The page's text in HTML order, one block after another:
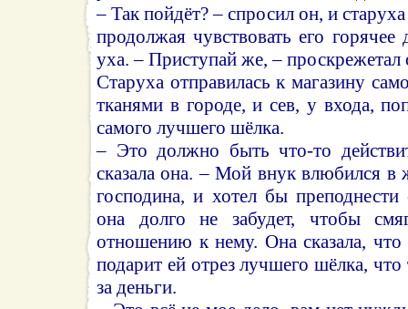
– Так пойдёт? – спросил он, и старуха
продолжая чувствовать его горячее
уха. – Приступай же, – проскрежетал
Старуха отправилась к магазину
тканями в городе, и сев, у входа,
самого лучшего шёлка.
– Это должно быть что-то
сказала она. – Мой внук влюбился в
господина, и хотел бы
она долго не забудет, чтобы
отношению к нему. Она сказала, что
подарит ей отрез лучшего шёлка,
за деньги.